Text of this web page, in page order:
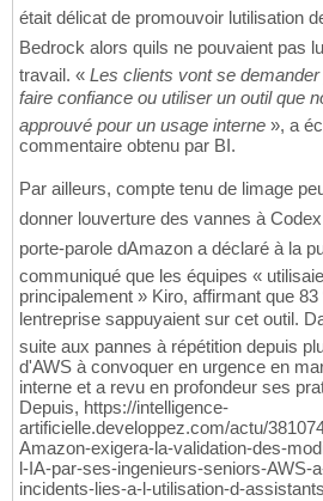
était délicat de promouvoir lutilisation
Bedrock alors quils ne pouvaient pas
travail. « Les clients vont se
faire confiance ou utiliser un outil que
approuvé pour un usage interne », a
commentaire obtenu par BI.
Par ailleurs, compte tenu de limage
donner louverture des vannes à
porte-parole dAmazon a déclaré à la
communiqué que les équipes «
principalement » Kiro, affirmant que
lentreprise sappuyaient sur cet outil.
suite aux pannes à répétition depuis
d'AWS à convoquer en urgence en
interne et a revu en profondeur ses
Depuis, https://intelligence-
artificielle.developpez.com/actu/
Amazon-exigera-la-validation-des-
l-IA-par-ses-ingenieurs-seniors-AWS-
incidents-lies-a-l-utilisation-d-